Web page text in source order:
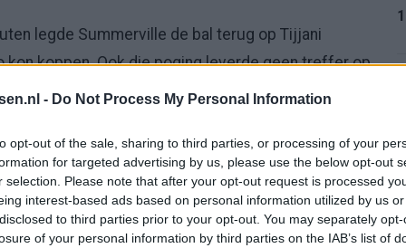
- Do Not Process My Personal Information
opt-out of the sale, sharing to third parties, or processing of your
for targeted advertising by us, please use the below opt-out
selection. Please note that after your opt-out request is processed
interest-based ads based on personal information utilized by us
to third parties prior to your opt-out. You may separately
of your personal information by third parties on the IAB’s list of
legde Summerville de bal terug op Tijjani
kon koppen. Ook die poging leverde geen treffer op.
ontbrak. Oezbekistan kwam na een klein
via Abbosbek Fayzullaev en Eldor Shomurodov
was te onnauwkeurig.
de hitte in New York, trok Oranje het duel weer